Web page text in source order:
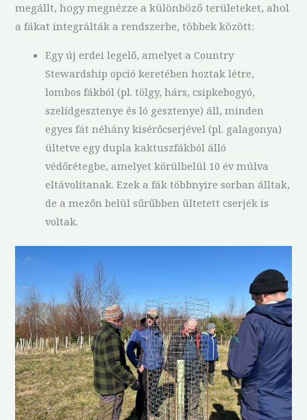
megállt, hogy megnézze a különböző területeket, ahol
a fákat integrálták a rendszerbe, többek között:
Egy új erdei legelő, amelyet a Country
Stewardship opció keretében hoztak létre,
lombos fákból (pl. tölgy, hárs, csipkebogyó,
szelídgesztenye és ló gesztenye) áll, minden
egyes fát néhány kísérőcserjével (pl. galagonya)
ültetve egy dupla kaktuszfákból álló
védőrétegbe, amelyet körülbelül 10 év múlva
eltávolítanak. Ezek a fák többnyire sorban álltak,
de a mezőn belül sűrűbben ültetett cserjék is
voltak.